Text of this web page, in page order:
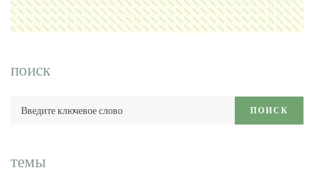
поиск
Введите
ключевое
ПОИСК
темы